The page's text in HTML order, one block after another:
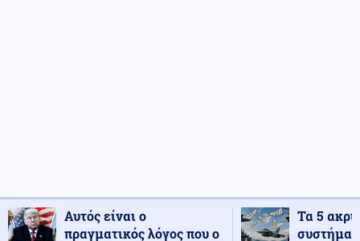
Αυτός είναι ο
πραγματικός λόγος που ο
Τα 5